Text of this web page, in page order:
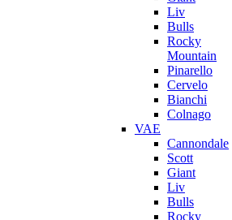
Liv
Bulls
Rocky
Mountain
Pinarello
Cervelo
Bianchi
Colnago
VAE
Cannondale
Scott
Giant
Liv
Bulls
Rocky